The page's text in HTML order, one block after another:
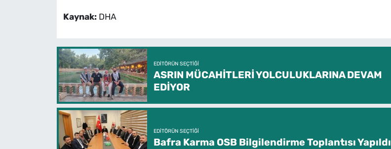
Kaynak: DHA
EDITÖRÜN SEÇTIĞI
ASRIN MÜCAHİTLERİ YOLCULUKLARINA DEVAM
EDİYOR
EDITÖRÜN SEÇTIĞI
Bafra Karma OSB Bilgilendirme Toplantısı Yapıldı